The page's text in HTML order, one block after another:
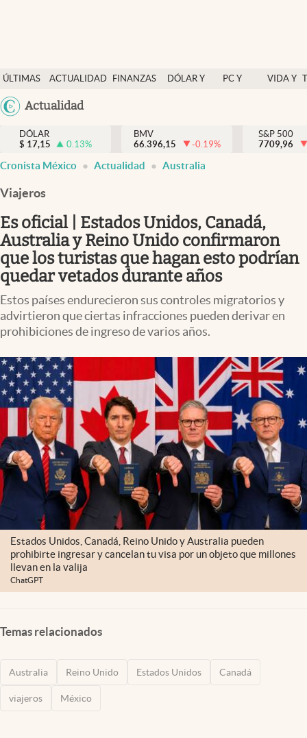
ÚLTIMAS
NOTICIAS
ACTUALIDAD
FINANZAS
DÓLAR Y
PC Y
VIDA Y
México
Actualidad
Actualidad
Finanzas y economía
Dólar y mercados
Pc y celular
Vida y estilo
Tv
Clima
Espiritualidad
Mediakit
abre en nueva pestaña
México
DÓLAR
$ 17,15 0.13%
BMV
66.396,15
-0.19%
S&P 500
7709,96
Cronista México Actualidad Australia
Viajeros
Es oficial | Estados Unidos, Canadá,
Australia y Reino Unido confirmaron
que los turistas que hagan esto podrían
quedar vetados durante años
Estos países endurecieron sus controles migratorios y
advirtieron que ciertas infracciones pueden derivar en
prohibiciones de ingreso de varios años.
Estados Unidos, Canadá, Reino Unido y Australia pueden
prohibirte ingresar y cancelan tu visa por un objeto que millones
llevan en la valija
ChatGPT
Temas relacionados
Australia Reino Unido Estados Unidos Canadá
viajeros México